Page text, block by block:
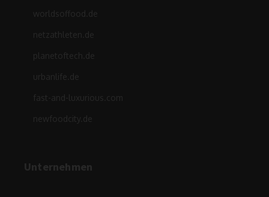
worldsoffood.de
netzathleten.de
planetoftech.de
urbanlife.de
fast-and-luxurious.com
newfoodcity.de
Unternehmen